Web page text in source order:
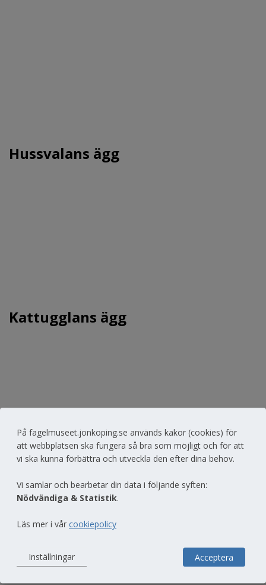
Hussvalans ägg
Kattugglans ägg
Nötskrikans ägg
På fagelmuseet.jonkoping.se används kakor (cookies) för
att webbplatsen ska fungera så bra som möjligt och för att
vi ska kunna förbättra och utveckla den efter dina behov.
Vi samlar och bearbetar din data i följande syften:
Nödvändiga & Statistik.
Läs mer i vår cookiepolicy
Inställningar Acceptera